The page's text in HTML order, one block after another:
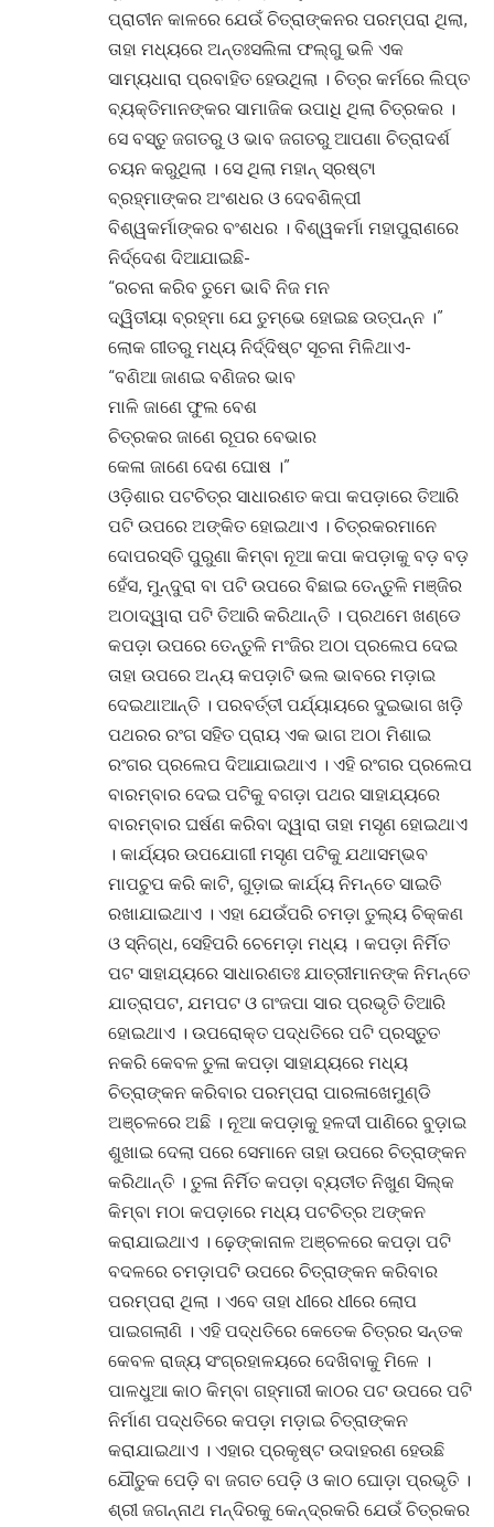
ପ୍ରାଚୀନ କାଳରେ ଯେଉଁ ଚିତ୍ରାଙ୍କନର ପରମ୍ପରା ଥିଲା,
ତାହା ମଧ୍ୟରେ ଅନ୍ତଃସଲିଳା ଫଲ୍‌ଗୁ ଭଳି ଏକ
ସାମ୍ୟଧାରା ପ୍ରବାହିତ ହେଉଥିଲା । ଚିତ୍ର କର୍ମରେ ଲିପ୍ତ
ବ୍ୟକ୍ତିମାନଙ୍କର ସାମାଜିକ ଉପାଧି ଥିଲା ଚିତ୍ରକର ।
ସେ ବସ୍ତୁ ଜଗତରୁ ଓ ଭାବ ଜଗତରୁ ଆପଣା ଚିତ୍ରାଦର୍ଶ
ଚୟନ କରୁଥିଲା । ସେ ଥିଲା ମହାନ୍ ସ୍ରଷ୍ଟା
ବ୍ରହ୍ମାଙ୍କର ଅଂଶଧର ଓ ଦେବଶିଳ୍ପୀ
ବିଶ୍ୱକର୍ମାଙ୍କର ବଂଶଧର । ବିଶ୍ୱକର୍ମା ମହାପୁରାଣରେ
ନିର୍ଦ୍ଦେଶ ଦିଆଯାଇଛି-
“ରଚନା କରିବ ତୁମେ ଭାବି ନିଜ ମନ
ଦ୍ୱିତୀୟା ବ୍ରହ୍ମା ଯେ ତୁମ୍ଭେ ହୋଇଛ ଉତ୍ପନ୍ନ ।”
ଲୋକ ଗୀତରୁ ମଧ୍ୟ ନିର୍ଦ୍ଦିଷ୍ଟ ସୂଚନା ମିଳିଥାଏ-
“ବଣିଆ ଜାଣଇ ବଣିଜର ଭାବ
ମାଳି ଜାଣେ ଫୁଲ ବେଶ
ଚିତ୍ରକର ଜାଣେ ରୂପର ବେଭାର
କେଳା ଜାଣେ ଦେଶ ଘୋଷ ।”
ଓଡ଼ିଶାର ପଟଚିତ୍ର ସାଧାରଣତ କପା କପଡ଼ାରେ ତିଆରି
ପଟି ଉପରେ ଅଙ୍କିତ ହୋଇଥାଏ । ଚିତ୍ରକରମାନେ
ଦୋପରସ୍ତି ପୁରୁଣା କିମ୍ବା ନୂଆ କପା କପଡ଼ାକୁ ବଡ଼ ବଡ଼
ହେଁସ, ମୁନ୍ଦୁରା ବା ପଟି ଉପରେ ବିଛାଇ ତେନ୍ତୁଳି ମଞ୍ଜିର
ଅଠାଦ୍ୱାରା ପଟି ତିଆରି କରିଥାନ୍ତି । ପ୍ରଥମେ ଖଣ୍ଡେ
କପଡ଼ା ଉପରେ ତେନ୍ତୁଳି ମଂଜିର ଅଠା ପ୍ରଲେପ ଦେଇ
ତାହା ଉପରେ ଅନ୍ୟ କପଡ଼ାଟି ଭଲ ଭାବରେ ମଡ଼ାଇ
ଦେଇଥାଆନ୍ତି । ପରବର୍ତ୍ତୀ ପର୍ଯ୍ୟାୟରେ ଦୁଇଭାଗ ଖଡ଼ି
ପଥରର ରଂଗ ସହିତ ପ୍ରାୟ ଏକ ଭାଗ ଅଠା ମିଶାଇ
ରଂଗର ପ୍ରଲେପ ଦିଆଯାଇଥାଏ । ଏହି ରଂଗର ପ୍ରଲେପ
ବାରମ୍ବାର ଦେଇ ପଟିକୁ ବଗଡ଼ା ପଥର ସାହାଯ୍ୟରେ
ବାରମ୍ବାର ଘର୍ଷଣ କରିବା ଦ୍ୱାରା ତାହା ମସୃଣ ହୋଇଥାଏ
। କାର୍ଯ୍ୟର ଉପଯୋଗୀ ମସୃଣ ପଟିକୁ ଯଥାସମ୍ଭବ
ମାପଚୁପ କରି କାଟି, ଗୁଡ଼ାଇ କାର୍ଯ୍ୟ ନିମନ୍ତେ ସାଇତି
ରଖାଯାଇଥାଏ । ଏହା ଯେଉଁପରି ଚମଡ଼ା ତୁଲ୍ୟ ଚିକ୍‌କଣ
ଓ ସ୍ନିଗ୍‌ଧ, ସେହିପରି ଚେମେଡ଼ା ମଧ୍ୟ । କପଡ଼ା ନିର୍ମିତ
ପଟ ସାହାଯ୍ୟରେ ସାଧାରଣତଃ ଯାତ୍ରୀମାନଙ୍କ ନିମନ୍ତେ
ଯାତ୍ରାପଟ, ଯମପଟ ଓ ଗଂଜପା ସାର ପ୍ରଭୃତି ତିଆରି
ହୋଇଥାଏ । ଉପରୋକ୍ତ ପଦ୍ଧତିରେ ପଟି ପ୍ରସ୍ତୁତ
ନକରି କେବଳ ତୁଳା କପଡ଼ା ସାହାଯ୍ୟରେ ମଧ୍ୟ
ଚିତ୍ରାଙ୍କନ କରିବାର ପରମ୍ପରା ପାରଳାଖେମୁଣ୍ଡି
ଅଞ୍ଚଳରେ ଅଛି । ନୂଆ କପଡ଼ାକୁ ହଳଦୀ ପାଣିରେ ବୁଡ଼ାଇ
ଶୁଖାଇ ଦେଲା ପରେ ସେମାନେ ତାହା ଉପରେ ଚିତ୍ରାଙ୍କନ
କରିଥାନ୍ତି । ତୁଳା ନିର୍ମିତ କପଡ଼ା ବ୍ୟତୀତ ନିଖୁଣ ସିଲ୍‌କ
କିମ୍ବା ମଠା କପଡ଼ାରେ ମଧ୍ୟ ପଟଚିତ୍ର ଅଙ୍କନ
କରାଯାଇଥାଏ । ଢ଼େଙ୍କାନାଳ ଅଞ୍ଚଳରେ କପଡ଼ା ପଟି
ବଦଳରେ ଚମଡ଼ାପଟି ଉପରେ ଚିତ୍ରାଙ୍କନ କରିବାର
ପରମ୍ପରା ଥିଲା । ଏବେ ତାହା ଧୀରେ ଧୀରେ ଲୋପ
ପାଇଗଲାଣି । ଏହି ପଦ୍ଧତିରେ କେତେକ ଚିତ୍ରର ସନ୍ତକ
କେବଳ ରାଜ୍ୟ ସଂଗ୍ରହାଳୟରେ ଦେଖିବାକୁ ମିଳେ ।
ପାଳଧୁଆ କାଠ କିମ୍ବା ଗହ୍ମାରୀ କାଠର ପଟ ଉପରେ ପଟି
ନିର୍ମାଣ ପଦ୍ଧତିରେ କପଡ଼ା ମଡ଼ାଇ ଚିତ୍ରାଙ୍କନ
କରାଯାଇଥାଏ । ଏହାର ପ୍ରକୃଷ୍ଟ ଉଦାହରଣ ହେଉଛି
ଯୌତୁକ ପେଡ଼ି ବା ଜଗତ ପେଡ଼ି ଓ କାଠ ଘୋଡ଼ା ପ୍ରଭୃତି ।
ଶ୍ରୀ ଜଗନ୍ନାଥ ମନ୍ଦିରକୁ କେନ୍ଦ୍ରକରି ଯେଉଁ ଚିତ୍ରକର